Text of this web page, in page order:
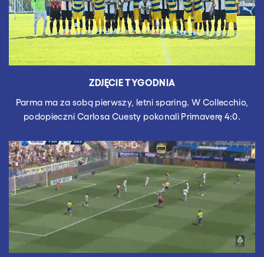
ZDJĘCIE TYGODNIA
Parma ma za sobą pierwszy, letni sparing. W Collecchio,
podopieczni Carlosa Cuesty pokonali Primaverę 4:0.